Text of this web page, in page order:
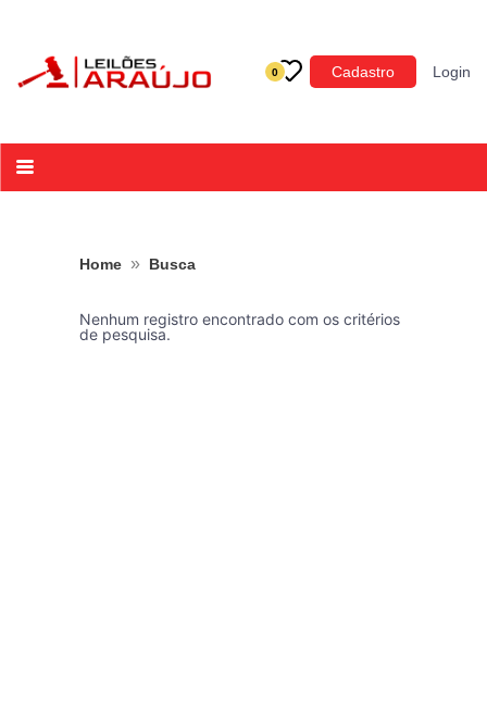
0 Cadastro Login
Categoria
Acessórios para Veículos
Home » Busca
Nenhum registro encontrado com os critérios
de pesquisa.